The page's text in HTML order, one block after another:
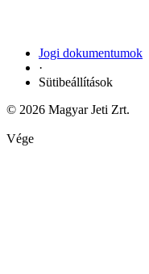
Jogi dokumentumok
·
Sütibeállítások
© 2026 Magyar Jeti Zrt.
Vége